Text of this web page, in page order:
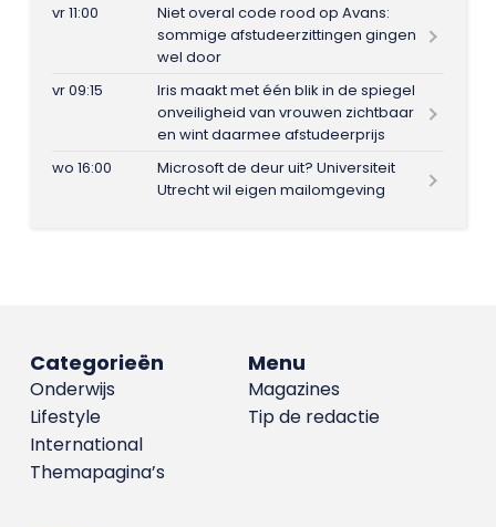
vr 11:00
Niet overal code rood op Avans:
sommige afstudeerzittingen gingen
wel door
vr 09:15
Iris maakt met één blik in de spiegel
onveiligheid van vrouwen zichtbaar
en wint daarmee afstudeerprijs
wo 16:00
Microsoft de deur uit? Universiteit
Utrecht wil eigen mailomgeving
Menu
Magazines
Tip de redactie
Categorieën
Onderwijs
Lifestyle
International
Themapagina’s